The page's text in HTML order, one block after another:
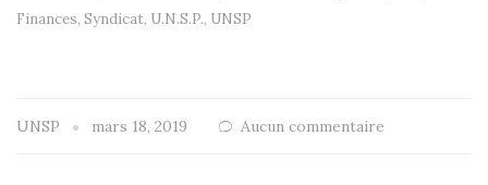
Finances, Syndicat, U.N.S.P., UNSP
UNSP mars 18, 2019 Aucun commentaire